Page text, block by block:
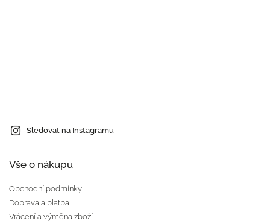
Sledovat na Instagramu
Vše o nákupu
Obchodní podmínky
Doprava a platba
Vrácení a výměna zboží